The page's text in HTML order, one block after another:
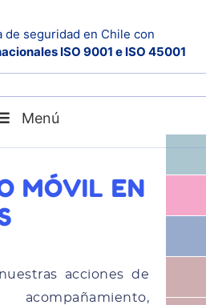
de seguridad en Chile con
ISO 9001 e ISO 45001
MenúMóvil en Cembrass
MÓVIL EN
acciones de